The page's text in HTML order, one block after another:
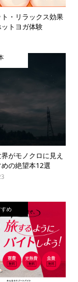
ト・リラックス効果
トヨガ体験
がモノクロに見え
の絶望本12選
め